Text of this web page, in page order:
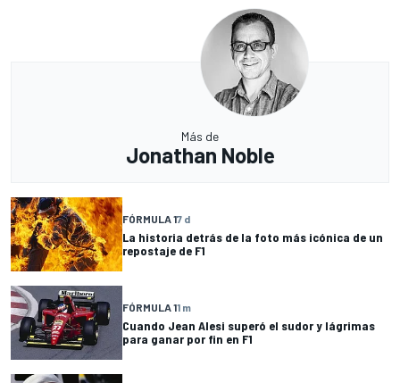
Más de
Jonathan Noble
FÓRMULA 17 d
La historia detrás de la foto más icónica de un
repostaje de F1
FÓRMULA 11 m
Cuando Jean Alesi superó el sudor y lágrimas
para ganar por fin en F1